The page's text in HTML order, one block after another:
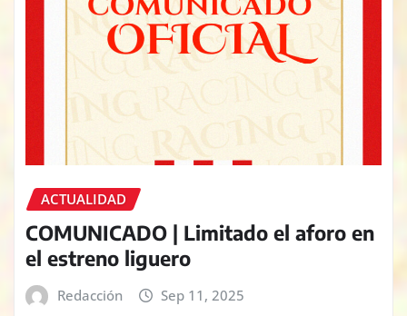
ACTUALIDAD
COMUNICADO | Limitado el aforo en
el estreno liguero
Redacción Sep 11, 2025